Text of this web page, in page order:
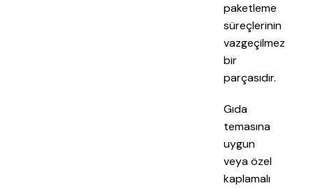
paketleme
süreçlerinin
vazgeçilmez
bir
parçasıdır.
Gıda
temasına
uygun
veya özel
kaplamalı